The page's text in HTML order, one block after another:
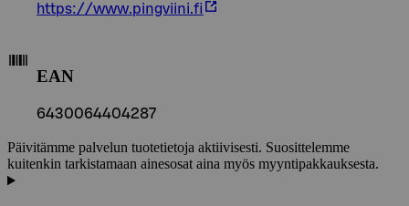
https://www.pingviini.fi
EAN
6430064404287
Päivitämme palvelun tuotetietoja aktiivisesti. Suosittelemme
kuitenkin tarkistamaan ainesosat aina myös myyntipakkauksesta.